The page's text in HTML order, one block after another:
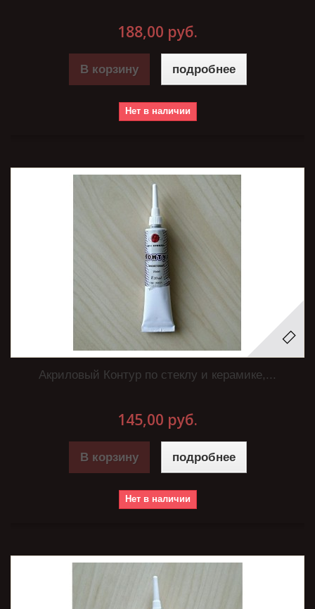
188,00 руб.
В корзину подробнее
Нет в наличии
Акриловый Контур по стеклу и керамике,...
145,00 руб.
В корзину подробнее
Нет в наличии